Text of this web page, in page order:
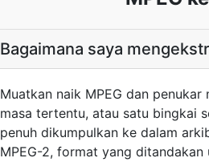
Bagaimana saya
Muatkan naik MPEG dan
masa tertentu, atau satu bingkai
penuh dikumpulkan ke dalam
MPEG-2, format yang